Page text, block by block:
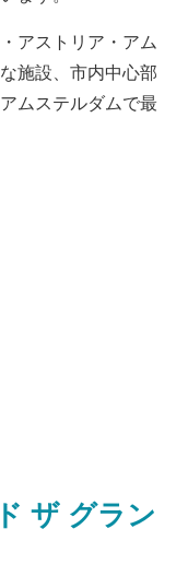
アストリア・アム
施設、市内中心部
ムステルダムで最
ザ グラン